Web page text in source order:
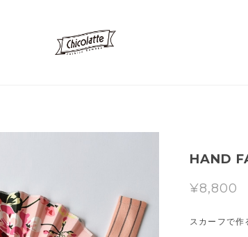
HAND
¥8,800
スカーフで作